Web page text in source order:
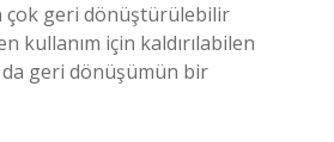
çok geri dönüştürülebilir
kullanım için kaldırılabilen
geri dönüşümün bir